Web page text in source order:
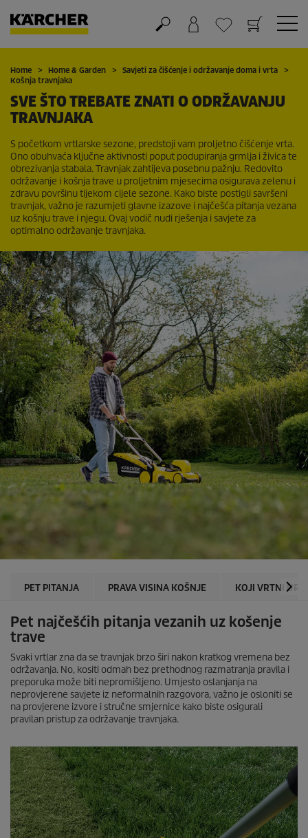
Košarica
Lista želja
Home Home & Garden
Savjeti za čišćenje i održavanje doma i vrta
Košnja travnjaka
SVE ŠTO TREBATE ZNATI O ODRŽAVANJU
TRAVNJAKA
S početkom vrtlarske sezone, predstoji vam proljetno čišćenje vrta.
Ono obuhvaća ključne aktivnosti poput podupiranja grmlja i živica te
obrezivanja stabala. Travnjak zahtijeva posebnu pažnju. Redovito
održavanje i košnja trave u proljetnim mjesecima osigurava zelenu i
zdravu površinu tijekom cijele sezone. Kako biste postigli savršeni
travnjak, važno je razumjeti glavne izazove i najčešća pitanja vezana
uz košnju trave i njegu. Ovaj vodič nudi rješenja i savjete za
optimalno održavanje travnjaka.
PET PITANJA PRAVA VISINA KOŠNJE KOJI VRTNI
Pet najčešćih pitanja vezanih uz košenje
trave
Svaki vrtlar zna da se travnjak brzo širi nakon kratkog vremena bez
održavanja. No, kositi odmah bez prethodnog razmatranja pravila i
preporuka može biti nepromišljeno. Umjesto oslanjanja na
neprovjerene savjete iz neformalnih razgovora, važno je osloniti se
na provjerene izvore i stručne smjernice kako biste osigurali
pravilan pristup za održavanje travnjaka.